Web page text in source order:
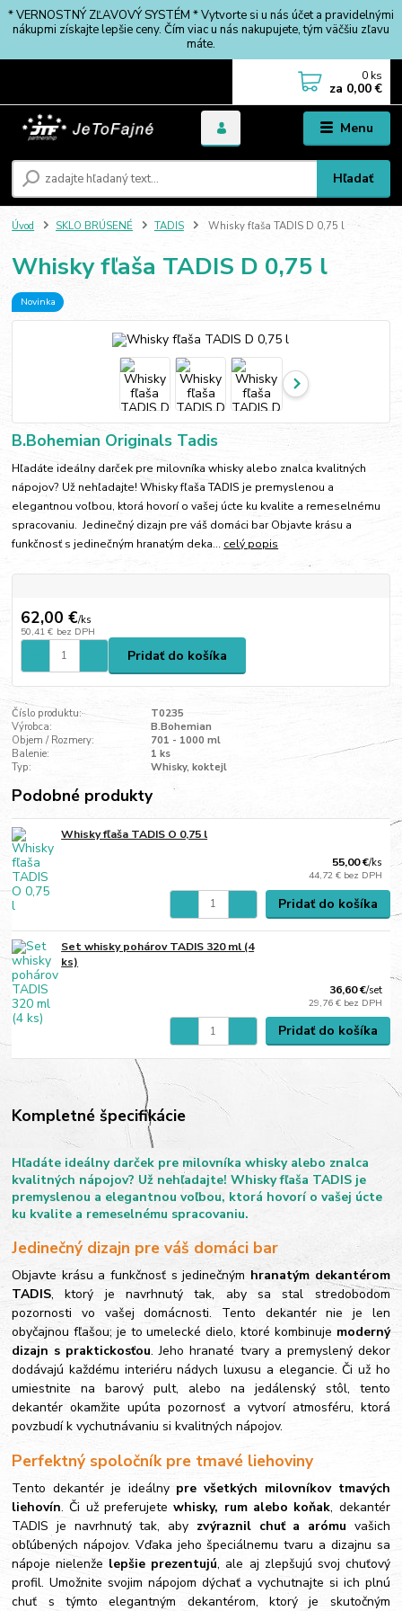
* VERNOSTNÝ ZĽAVOVÝ SYSTÉM * Vytvorte si u nás účet a pravidelnými
nákupmi získajte lepšie ceny. Čím viac u nás nakupujete, tým väčšiu zľavu
máte.
Menu
Hľadať
0 ks
za 0,00 €
Úvod SKLO BRÚSENÉ TADIS Whisky fľaša TADIS D 0,75 l
Whisky fľaša TADIS D 0,75 l
Novinka
B.Bohemian Originals Tadis
Hľadáte ideálny darček pre milovníka whisky alebo znalca kvalitných
nápojov? Už nehľadajte! Whisky fľaša TADIS je premyslenou a
elegantnou voľbou, ktorá hovorí o vašej úcte ku kvalite a remeselnému
spracovaniu. Jedinečný dizajn pre váš domáci bar Objavte krásu a
funkčnosť s jedinečným hranatým deka... celý popis
62,00 €/ks
50,41 € bez DPH
Pridať do košíka
Číslo produktu:
T0235
Výrobca:
B.Bohemian
Objem / Rozmery:
701 - 1000 ml
Balenie:
1 ks
Typ:
Whisky, koktejl
Podobné produkty
Whisky fľaša TADIS O 0,75 l
55,00 €/ks
44,72 € bez DPH
Pridať do košíka
Set whisky pohárov TADIS 320 ml (4
ks)
36,60 €/set
29,76 € bez DPH
Pridať do košíka
Kompletné špecifikácie
Hľadáte ideálny darček pre milovníka whisky alebo znalca
kvalitných nápojov? Už nehľadajte! Whisky fľaša TADIS je
premyslenou a elegantnou voľbou, ktorá hovorí o vašej úcte
ku kvalite a remeselnému spracovaniu.
Jedinečný dizajn pre váš domáci bar
Objavte krásu a funkčnosť s jedinečným hranatým dekantérom
TADIS, ktorý je navrhnutý tak, aby sa stal stredobodom
pozornosti vo vašej domácnosti. Tento dekantér nie je len
obyčajnou fľašou; je to umelecké dielo, ktoré kombinuje moderný
dizajn s praktickosťou. Jeho hranaté tvary a premyslený dekor
dodávajú každému interiéru nádych luxusu a elegancie. Či už ho
umiestnite na barový pult, alebo na jedálenský stôl, tento
dekantér okamžite upúta pozornosť a vytvorí atmosféru, ktorá
povzbudí k vychutnávaniu si kvalitných nápojov.
Perfektný spoločník pre tmavé liehoviny
Tento dekantér je ideálnypre všetkých milovníkov tmavých
liehovín. Či už preferujetewhisky, rum alebo koňak, dekantér
TADIS je navrhnutý tak, aby zvýraznil chuť a arómu vašich
obľúbených nápojov. Vďaka jeho špeciálnemu tvaru a dizajnu sa
nápoje nielenže lepšie prezentujú, ale aj zlepšujú svoj chuťový
profil. Umožnite svojim nápojom dýchať a vychutnajte si ich plnú
chuť s týmto elegantným dekantérom, ktorý je skutočným